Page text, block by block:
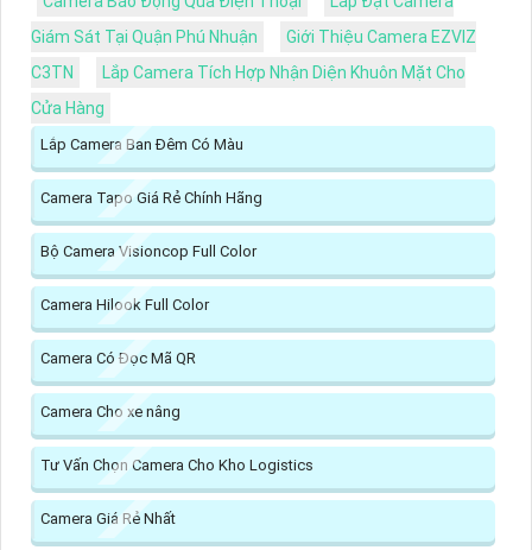
Giám Sát Tại Quận Phú Nhuận
Giới Thiệu Camera EZVIZ
C3TN
Lắp Camera Tích Hợp Nhận Diện Khuôn Mặt Cho
Cửa Hàng
Lắp Camera Ban Đêm Có Màu
Camera Tapo Giá Rẻ Chính Hãng
Bộ Camera Visioncop Full Color
Camera Hilook Full Color
Camera Có Đọc Mã QR
Camera Cho xe nâng
Tư Vấn Chọn Camera Cho Kho Logistics
Camera Giá Rẻ Nhất